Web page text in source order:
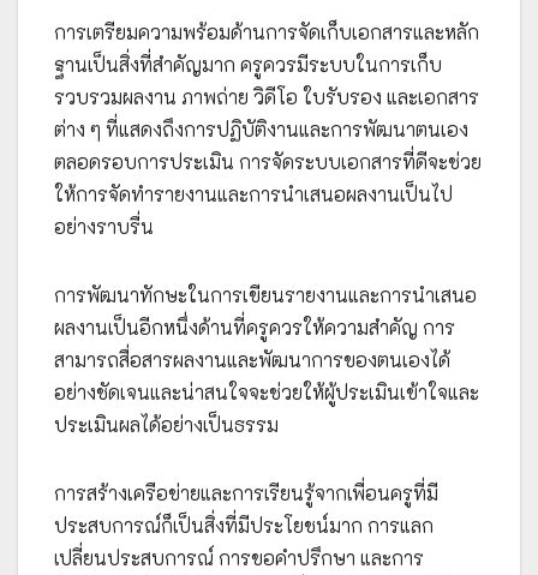
การเตรียมความพร้อมด้านการจัดเก็บเอกสารและหลัก
ฐานเป็นสิ่งที่สำคัญมาก ครูควรมีระบบในการเก็บ
รวบรวมผลงาน ภาพถ่าย วิดีโอ ใบรับรอง และเอกสาร
ต่าง ๆ ที่แสดงถึงการปฏิบัติงานและการพัฒนาตนเอง
ตลอดรอบการประเมิน การจัดระบบเอกสารที่ดีจะช่วย
ให้การจัดทำรายงานและการนำเสนอผลงานเป็นไป
อย่างราบรื่น
การพัฒนาทักษะในการเขียนรายงานและการนำเสนอ
ผลงานเป็นอีกหนึ่งด้านที่ครูควรให้ความสำคัญ การ
สามารถสื่อสารผลงานและพัฒนาการของตนเองได้
อย่างชัดเจนและน่าสนใจจะช่วยให้ผู้ประเมินเข้าใจและ
ประเมินผลได้อย่างเป็นธรรม
การสร้างเครือข่ายและการเรียนรู้จากเพื่อนครูที่มี
ประสบการณ์ก็เป็นสิ่งที่มีประโยชน์มาก การแลก
เปลี่ยนประสบการณ์ การขอคำปรึกษา และการ